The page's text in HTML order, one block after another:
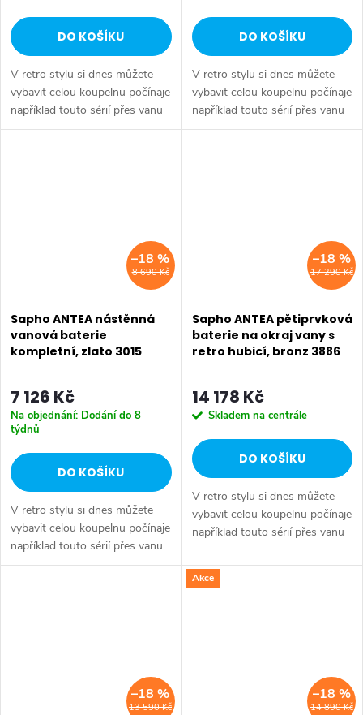
DO KOŠÍKU
V retro stylu si dnes můžete
vybavit celou koupelnu počínaje
například touto sérií přes vanu
Retro, doplňky Diamond až po
DO KOŠÍKU
V retro stylu si dnes můžete
vybavit celou koupelnu počínaje
například touto sérií přes vanu
Retro, doplňky Diamond až po
8 690 Kč
–18 %
Sapho ANTEA nástěnná
vanová baterie
kompletní, zlato 3015
7 126 Kč
Na objednání: Dodání do 8
týdnů
DO KOŠÍKU
V retro stylu si dnes můžete
vybavit celou koupelnu počínaje
například touto sérií přes vanu
Retro, doplňky Diamond až po
17 290 Kč
–18 %
Sapho ANTEA pětiprvková
baterie na okraj vany s
retro hubicí, bronz 3886
14 178 Kč
Skladem na centrále
DO KOŠÍKU
V retro stylu si dnes můžete
vybavit celou koupelnu počínaje
například touto sérií přes vanu
keramiku Retro nebo Classic.
Dojem starší patiny může...
13 590 Kč
–18 %
Akce
14 890 Kč
–18 %